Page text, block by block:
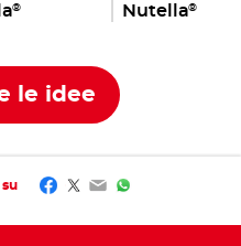
®
Nutella®
le idee
Facebook
Twitter
EmailWhatsApp